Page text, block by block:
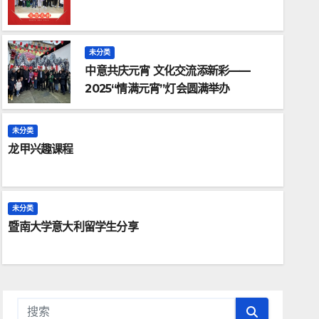
未分类
中意共庆元宵 文化交流添新彩——
2025“情满元宵”灯会圆满举办
未分类
龙甲兴趣课程
未分类
暨南大学意大利留学生分享